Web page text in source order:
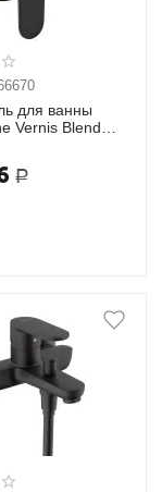
для ванны
Vernis Blend
Р